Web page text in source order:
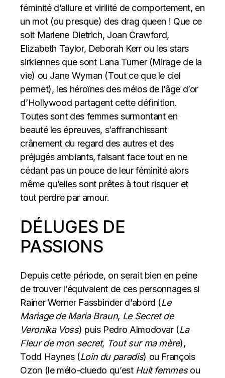
féminité d’allure et virilité de comportement, en
un mot (ou presque) des drag queen ! Que ce
soit Marlene Dietrich, Joan Crawford,
Elizabeth Taylor, Deborah Kerr ou les stars
sirkiennes que sont Lana Turner (Mirage de la
vie) ou Jane Wyman (Tout ce que le ciel
permet), les héroïnes des mélos de l’âge d’or
d’Hollywood partagent cette définition.
Toutes sont des femmes surmontant en
beauté les épreuves, s’affranchissant
crânement du regard des autres et des
préjugés ambiants, faisant face tout en ne
cédant pas un pouce de leur féminité alors
même qu’elles sont prêtes à tout risquer et
tout perdre par amour.
DÉLUGES DE
PASSIONS
Depuis cette période, on serait bien en peine
de trouver l’équivalent de ces personnages si
Rainer Werner Fassbinder d’abord (Le
Mariage de Maria Braun, Le Secret de
Veronika Voss) puis Pedro Almodovar (La
Fleur de mon secret, Tout sur ma mère),
Todd Haynes (Loin du paradis) ou François
Ozon (le mélo-cluedo qu’est Huit femmesou